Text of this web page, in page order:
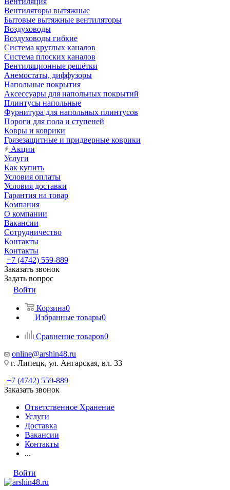
Вентиляторы вытяжные
Бытовые вытяжные вентиляторы
Воздуховоды
Воздуховоды гибкие
Система круглых каналов
Система плоских каналов
Вентиляционные решётки
Анемостаты, диффузоры
Напольные покрытия
Аксессуары для напольных покрытий
Плинтусы напольные
Фурнитура для напольных плинтусов
Пороги для пола и ступеней
Ковры и коврики
Грязезащитные и придверные коврики
Акции
Услуги
Как купить
Условия оплаты
Условия доставки
Гарантия на товар
Компания
О компании
Вакансии
Сотрудничество
Контакты
Контакты
+7 (4742) 559-889
Заказать звонок
Задать вопрос
Войти
Корзина0
Избранные товары0
Сравнение товаров0
online@arshin48.ru
г. Липецк, ул. Ангарская, вл. 33
+7 (4742) 559-889
Заказать звонок
Ответственное Хранение
Услуги
Доставка
Вакансии
Контакты
...
Войти